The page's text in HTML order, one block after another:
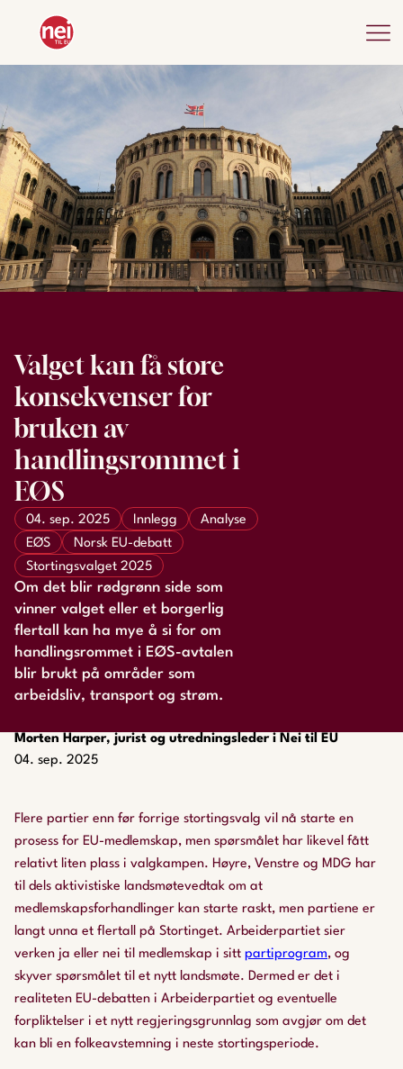
Morten Harper, jurist og utredningsleder i Nei til EU
04. sep. 2025
Valget kan få store
konsekvenser for
bruken av
handlingsrommet i
EØS
04. sep. 2025 Innlegg
Analyse
EØS
Norsk EU-debatt
Stortingsvalget 2025
Om det blir rødgrønn side som
vinner valget eller et borgerlig
flertall kan ha mye å si for om
handlingsrommet i EØS-avtalen
blir brukt på områder som
arbeidsliv, transport og strøm.
Flere partier enn før forrige stortingsvalg vil nå starte en
prosess for EU-medlemskap, men spørsmålet har likevel fått
relativt liten plass i valgkampen. Høyre, Venstre og MDG har
til dels aktivistiske landsmøtevedtak om at
medlemskapsforhandlinger kan starte raskt, men partiene er
langt unna et flertall på Stortinget. Arbeiderpartiet sier
verken ja eller nei til medlemskap i sitt partiprogram, og
skyver spørsmålet til et nytt landsmøte. Dermed er det i
realiteten EU-debatten i Arbeiderpartiet og eventuelle
forpliktelser i et nytt regjeringsgrunnlag som avgjør om det
kan bli en folkeavstemning i neste stortingsperiode.